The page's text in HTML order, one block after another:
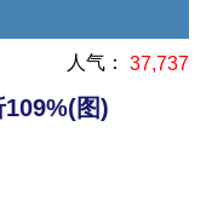
人气： 37,737
图)